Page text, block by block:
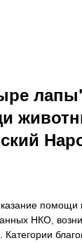
НКО,
Категории